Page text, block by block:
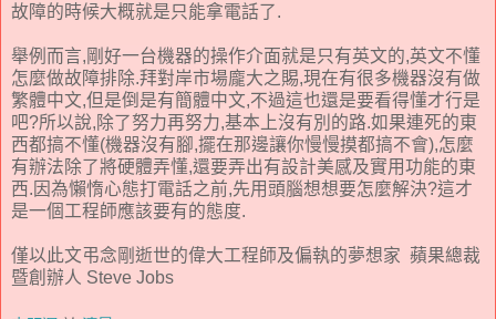
故障的時候大概就是只能拿電話了.
舉例而言,剛好一台機器的操作介面就是只有英文的,英文不懂
怎麼做故障排除.拜對岸市場龐大之賜,現在有很多機器沒有做
繁體中文,但是倒是有簡體中文,不過這也還是要看得懂才行是
吧?所以說,除了努力再努力,基本上沒有別的路.如果連死的東
西都搞不懂(機器沒有腳,擺在那邊讓你慢慢摸都搞不會),怎麼
有辦法除了將硬體弄懂,還要弄出有設計美感及實用功能的東
西.因為懶惰心態打電話之前,先用頭腦想想要怎麼解決?這才
是一個工程師應該要有的態度.
僅以此文弔念剛逝世的偉大工程師及偏執的夢想家 蘋果總裁
暨創辦人 Steve Jobs